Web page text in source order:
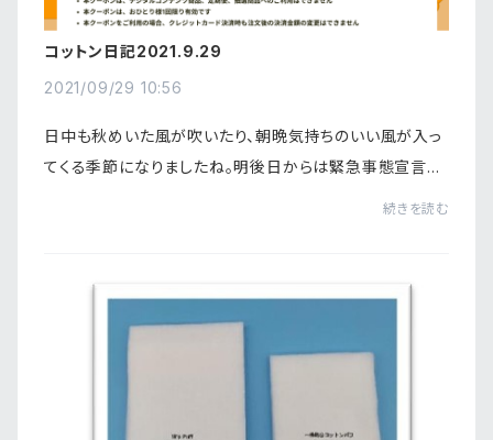
コットン日記2021.9.29
2021/09/29 10:56
日中も秋めいた風が吹いたり、朝晩気持ちのいい風が入っ
てくる季節になりましたね。明後日からは緊急事態宣言や
続きを読む